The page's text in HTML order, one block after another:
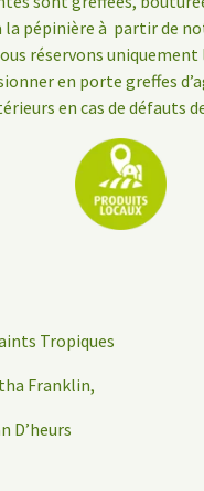
la pépinière à partir de
réservons
en porte greffes
en cas de défauts
Tropiques
Franklin,
D’heurs